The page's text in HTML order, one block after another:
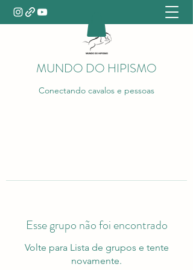
MUNDO DO HIPISMO
Conectando cavalos e pessoas
Esse grupo não foi encontrado
Volte para Lista de grupos e tente
novamente.